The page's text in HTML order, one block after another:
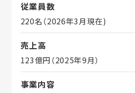
従業員数
220名（2026年3月現在)
売上高
123億円（2025年9月）
事業内容